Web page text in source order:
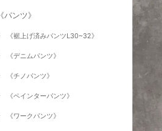
《パンツ》
《裾上げ済みパンツL30~32》
《デニムパンツ》
《チノパンツ》
《ペインターパンツ》
《ワークパンツ》